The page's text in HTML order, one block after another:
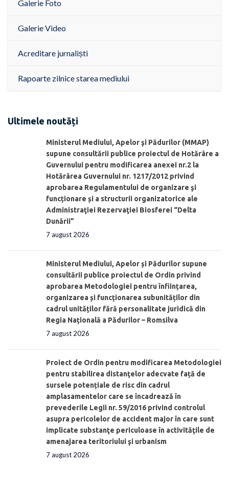
Galerie Foto
Galerie Video
Acreditare jurnaliști
Rapoarte zilnice starea mediului
Ultimele noutăți
Ministerul Mediului, Apelor şi Pădurilor (MMAP)
supune consultării publice proiectul de Hotărâre a
Guvernului pentru modificarea anexei nr.2 la
Hotărârea Guvernului nr. 1217/2012 privind
aprobarea Regulamentului de organizare şi
funcționare și a structurii organizatorice ale
Administraţiei Rezervaţiei Biosferei “Delta
Dunării”
7 august 2026
Ministerul Mediului, Apelor și Pădurilor supune
consultării publice proiectul de Ordin privind
aprobarea Metodologiei pentru înființarea,
organizarea și funcționarea subunităților din
cadrul unităților fără personalitate juridică din
Regia Națională a Pădurilor – Romsilva
7 august 2026
Proiect de Ordin pentru modificarea Metodologiei
pentru stabilirea distanţelor adecvate față de
sursele potențiale de risc din cadrul
amplasamentelor care se încadrează în
prevederile Legii nr. 59/2016 privind controlul
asupra pericolelor de accident major în care sunt
implicate substanţe periculoase în activităţile de
amenajarea teritoriului şi urbanism
7 august 2026